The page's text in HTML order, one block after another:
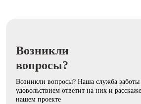
Возникли
вопросы?
Возникли вопросы? Наша служба заботы
удовольствием ответит на них и
нашем проекте